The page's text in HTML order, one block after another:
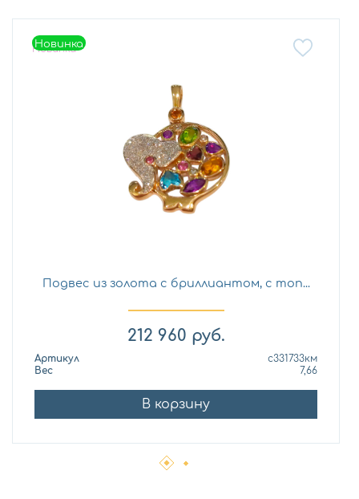
Новинка
Новинка
Подвес из золота с бриллиантом, с топ...
212 960 руб.
Артикул
с331733км
Вес
7,66
В корзину